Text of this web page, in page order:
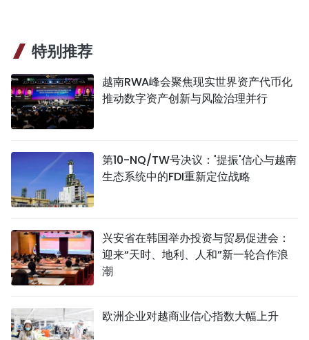
特别推荐
越南RWA峰会聚焦现实世界资产代币化
推动数字资产创新与风险治理并行
第10-NQ/TW号决议：'提振'信心与越南
生态系统中的FDI重新定位战略
兴安省在韩国举办投资与贸易促进会：
迎来“天时、地利、人和”新一轮合作浪
潮
欧洲企业对越商业信心指数大幅上升